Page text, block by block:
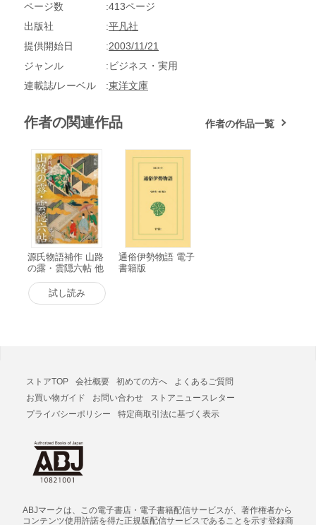
ページ数
413ページ
出版社
平凡社
提供開始日
2003/11/21
ジャンル
ビジネス・実用
連載誌/レーベル
東洋文庫
作者の関連作品 作者の作品一覧
源氏物語補作 山路
の露・雲隠六帖 他
二篇 電子書籍版
試し読み
通俗伊勢物語 電子
書籍版
ストアTOP 会社概要 初めての方へ
よくあるご質問
お買い物ガイド
お問い合わせ
ストアニュースレター
プライバシーポリシー
特定商取引法に基づく表示
ABJマークは、この電子書店・電子書籍配信サービスが、著作権者から
コンテンツ使用許諾を得た正規版配信サービスであることを示す登録商